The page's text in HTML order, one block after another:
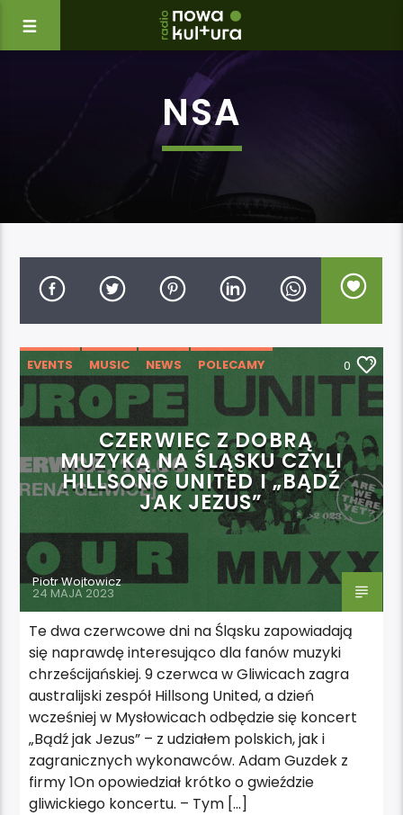
NSA
EVENTS MUSIC NEWS POLECAMY 0
CZERWIEC Z DOBRĄ
MUZYKĄ NA ŚLĄSKU CZYLI
HILLSONG UNITED I „BĄDŹ
JAK JEZUS”
Piotr Wojtowicz
24 MAJA 2023
Te dwa czerwcowe dni na Śląsku zapowiadają
się naprawdę interesująco dla fanów muzyki
chrześcijańskiej. 9 czerwca w Gliwicach zagra
australijski zespół Hillsong United, a dzień
wcześniej w Mysłowicach odbędzie się koncert
„Bądź jak Jezus” – z udziałem polskich, jak i
zagranicznych wykonawców. Adam Guzdek z
firmy 1On opowiedział krótko o gwieździe
gliwickiego koncertu. – Tym […]